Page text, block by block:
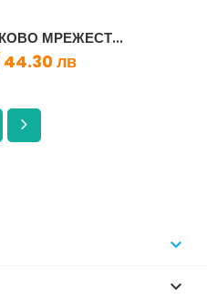
МРЕЖЕСТ...
44.30 лв

